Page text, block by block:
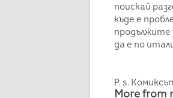
поискай
къде е
продължите
да е по
P. s.
More from